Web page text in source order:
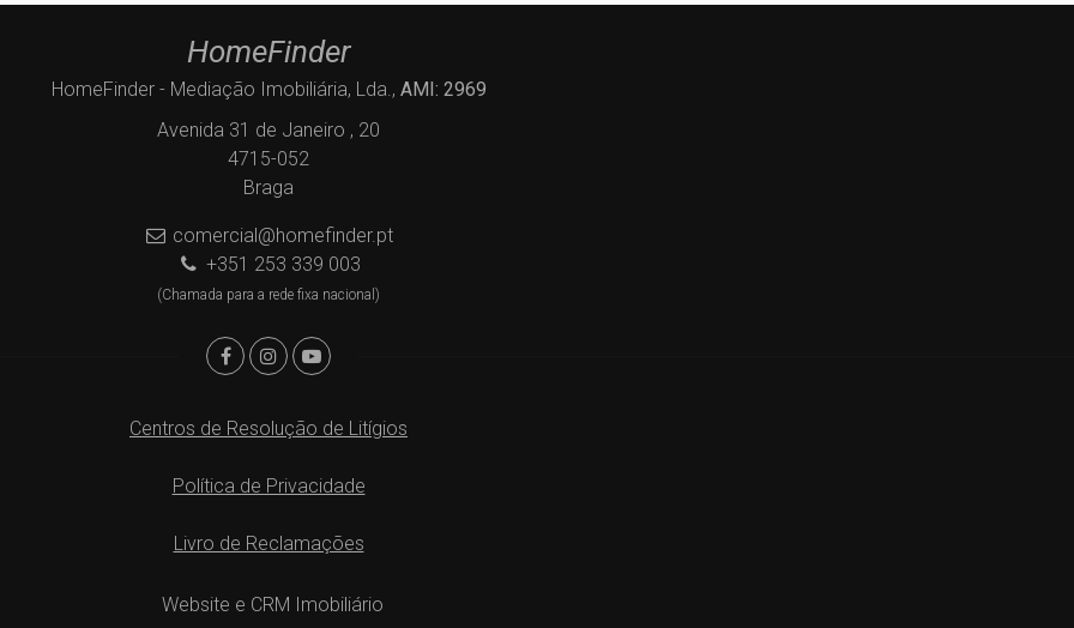
HomeFinder
HomeFinder - Mediação Imobiliária, Lda., AMI: 2969
Avenida 31 de Janeiro , 20
4715-052
Braga
comercial@homefinder.pt
+351 253 339 003
(Chamada para a rede fixa nacional)
Centros de Resolução de Litígios
Política de Privacidade
Livro de Reclamações
Website e CRM Imobiliário